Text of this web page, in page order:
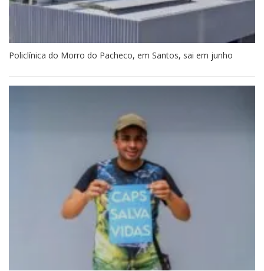
Policlínica do Morro do Pacheco, em Santos, sai em junho